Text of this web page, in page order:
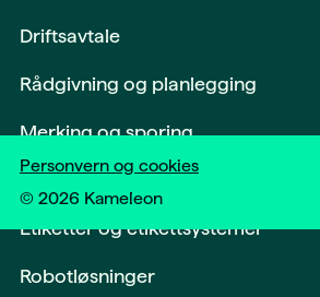
Driftsavtale
Rådgivning og planlegging
Merking og sporing
Softwareløsninger og digitalisering
Etiketter og etikettsystemer
Robotløsninger
© 2026 Kameleon
Personvern og cookies